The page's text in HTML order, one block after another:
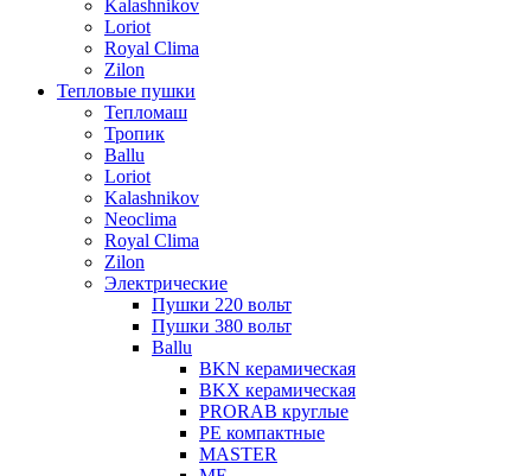
Kalashnikov
Loriot
Royal Clima
Zilon
Тепловые пушки
Тепломаш
Тропик
Ballu
Loriot
Kalashnikov
Neoclima
Royal Clima
Zilon
Электрические
Пушки 220 вольт
Пушки 380 вольт
Ballu
BKN керамическая
BKX керамическая
PRORAB круглые
PE компактные
MASTER